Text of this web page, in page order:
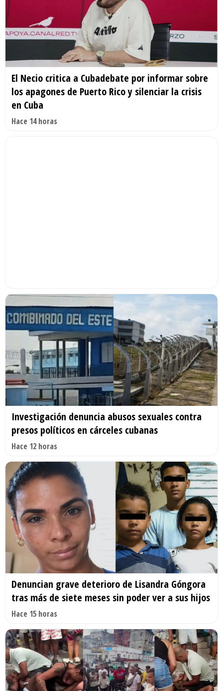
El Necio critica a Cubadebate por informar sobre
los apagones de Puerto Rico y silenciar la crisis
en Cuba
Hace 14 horas
Investigación denuncia abusos sexuales contra
presos políticos en cárceles cubanas
Hace 12 horas
Denuncian grave deterioro de Lisandra Góngora
tras más de siete meses sin poder ver a sus hijos
Hace 15 horas